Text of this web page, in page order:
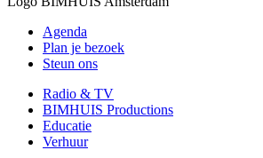
Agenda
Plan je bezoek
Steun ons
Radio & TV
BIMHUIS Productions
Educatie
Verhuur